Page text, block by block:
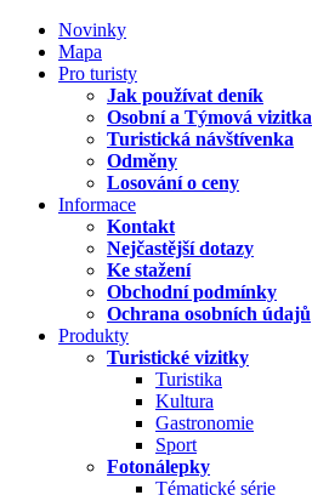
Novinky
Mapa
Pro turisty
Jak používat deník
Osobní a Týmová vizitka
Turistická návštívenka
Odměny
Losování o ceny
Informace
Kontakt
Nejčastější dotazy
Ke stažení
Obchodní podmínky
Ochrana osobních údajů
Produkty
Turistické vizitky
Turistika
Kultura
Gastronomie
Sport
Fotonálepky
Tématické série